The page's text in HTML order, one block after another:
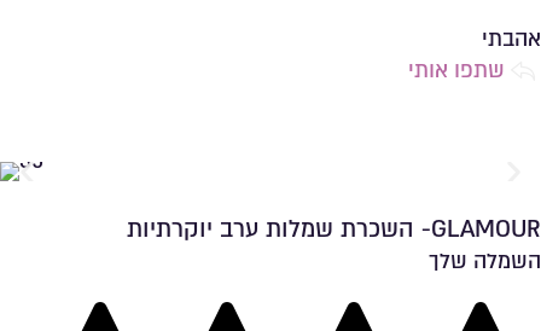
שמירה ברשימת מועדפים
אהבתי
שתפו אותי
GLAMOUR- השכרת שמלות ערב יוקרתיות
השמלה שלך
שמירה ברשימת מועדפים